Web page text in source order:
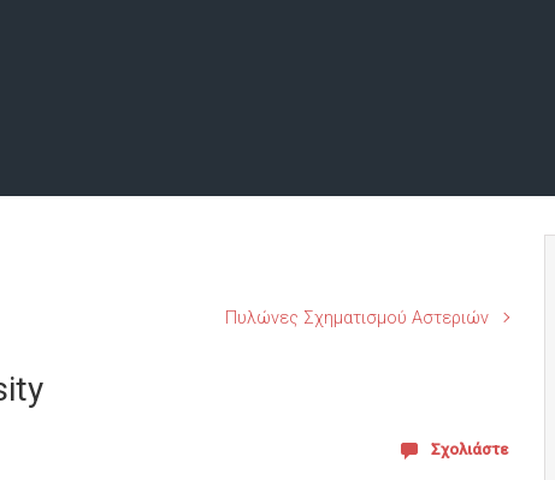
Πυλώνες Σχηματισμού Αστεριών
Σχολιάστε